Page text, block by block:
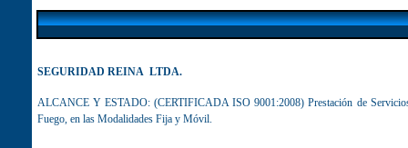
SEGURIDAD REINA LTDA.
ALCANCE Y ESTADO: (CERTIFICADA ISO 9001:2008) Prestación de
Fuego, en las Modalidades Fija y Móvil.